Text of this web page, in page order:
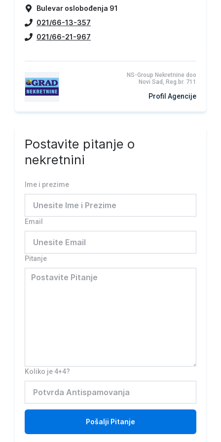
Bulevar oslobođenja 91
021/66-13-357
021/66-21-967
NS-Group Nekretnine doo
Novi Sad, Reg.br. 711
Profil Agencije
Postavite pitanje o
nekretnini
Ime i prezime
Email
Pitanje
Koliko je 4+4?
Pošalji Pitanje